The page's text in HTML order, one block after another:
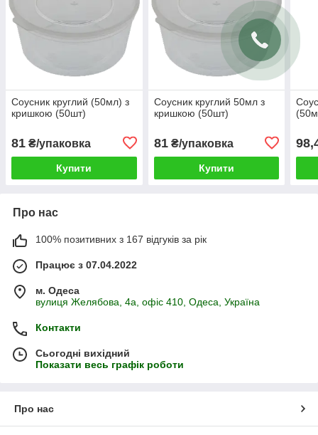
Соусник круглий (50мл) з
кришкою (50шт)
81 ₴/упаковка
Купити
Соусник круглий 50мл з
кришкою (50шт)
81₴/упаковка
Купити
Про нас
100% позитивних з 167 відгуків за рік
Працює з 07.04.2022
м. Одеса
вулиця Желябова, 4а, офіс 410, Одеса, Україна
Контакти
Сьогодні вихідний
Показати весь графік роботи
Про нас